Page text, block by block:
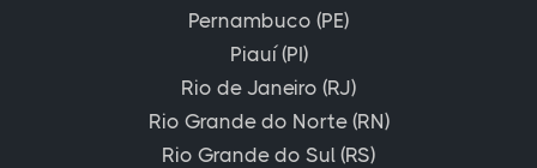
Pernambuco (PE)
Piauí (PI)
Rio de Janeiro (RJ)
Rio Grande do Norte (RN)
Rio Grande do Sul (RS)